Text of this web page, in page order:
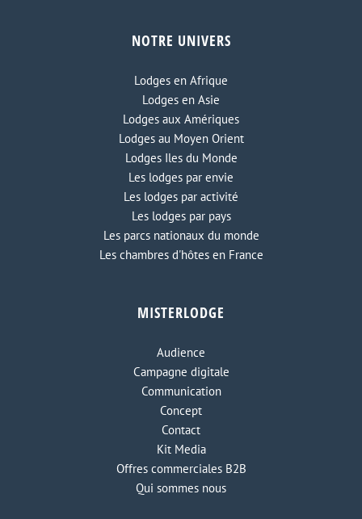
NOTRE UNIVERS
Lodges en Afrique
Lodges en Asie
Lodges aux Amériques
Lodges au Moyen Orient
Lodges Iles du Monde
Les lodges par envie
Les lodges par activité
Les lodges par pays
Les parcs nationaux du monde
Les chambres d'hôtes en France
MISTERLODGE
Audience
Campagne digitale
Communication
Concept
Contact
Kit Media
Offres commerciales B2B
Qui sommes nous